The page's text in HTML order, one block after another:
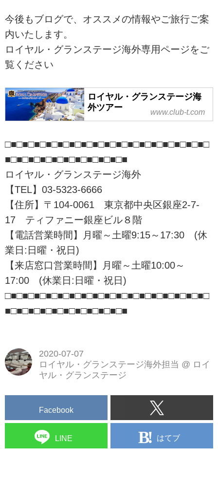
今後もブログで、オススメの情報やご旅行ご案
内いたします。
ロイヤル・グランステージ海外専用ページをご
覧ください
ロイヤル・グランステージ海
外ツアー
www.club-t.com
□■□■□■□■□■□■□■□■□■□■□■□■□■□■□■□■□■□
■□■□■□■□■□■□■□■□■□■□■
ロイヤル・グランステージ海外
【TEL】03-5323-6666
【住所】〒104-0061 東京都中央区銀座2-7-
17 ティファニー銀座ビル８階
【電話営業時間】月曜～土曜9:15～17:30 (休
業日:日曜・祝日)
【来店窓口営業時間】月曜～土曜10:00～
17:00 (休業日:日曜・祝日)
□■□■□■□■□■□■□■□■□■□■□■□■□■□■□■□■□■□
■□■□■□■□■□■□■□■□■□■□■
2020-07-07
ロイヤル・グランステージ海外担当 @ ロイ
ヤル・グランステージ
Facebook
LINE はてブ